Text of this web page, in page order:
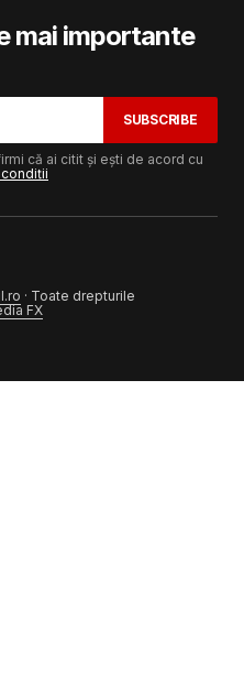
mai importante
SUBSCRIBE
că ai citit și ești de acord cu
· Toate drepturile
FX